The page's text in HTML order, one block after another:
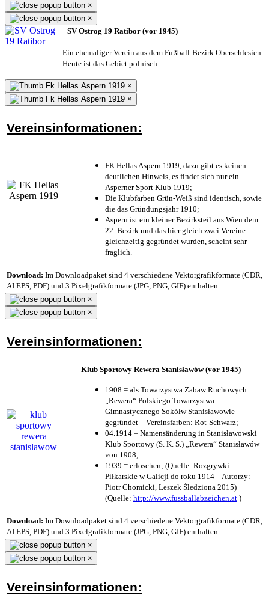
×
×
SV Ostrog 19 Ratibor (vor 1945)
Ein ehemaliger Verein aus dem Fußball-Bezirk Oberschlesien.
Heute ist das Gebiet polnisch.
×
×
Vereinsinformationen:
FK Hellas Aspern 1919, dazu gibt es keinen
deutlichen Hinweis, es findet sich nur ein
Asperner Sport Klub 1919;
Die Klubfarben Grün-Weiß sind identisch, sowie
die das Gründungsjahr 1910;
Aspern ist ein kleiner Bezirksteil aus Wien dem
22. Bezirk und das hier gleich zwei Vereine
gleichzeitig gegründet wurden, scheint sehr
fraglich.
Download: Im Downloadpaket sind 4 verschiedene Vektorgrafikformate (CDR,
AI EPS, PDF) und 3 Pixelgrafikformate (JPG, PNG, GIF) enthalten.
×
×
Vereinsinformationen:
Klub Sportowy Rewera Stanisławów (vor 1945)
1908 = als Towarzystwa Zabaw Ruchowych
„Rewera“ Polskiego Towarzystwa
Gimnastycznego Sokółw Stanisławowie
gegründet – Vereinsfarben: Rot-Schwarz;
04.1914 = Namensänderung in Stanisławowski
Klub Sportowy (S. K. S.) „Rewera“ Stanisławów
von 1908;
1939 = erloschen; (Quelle: Rozgrywki
Piłkarskie w Galicji do roku 1914 – Autorzy:
Piotr Chomicki, Leszek Śledziona 2015)
(Quelle: http://www.fussballabzeichen.at )
Download: Im Downloadpaket sind 4 verschiedene Vektorgrafikformate (CDR,
AI EPS, PDF) und 3 Pixelgrafikformate (JPG, PNG, GIF) enthalten.
×
×
Vereinsinformationen: